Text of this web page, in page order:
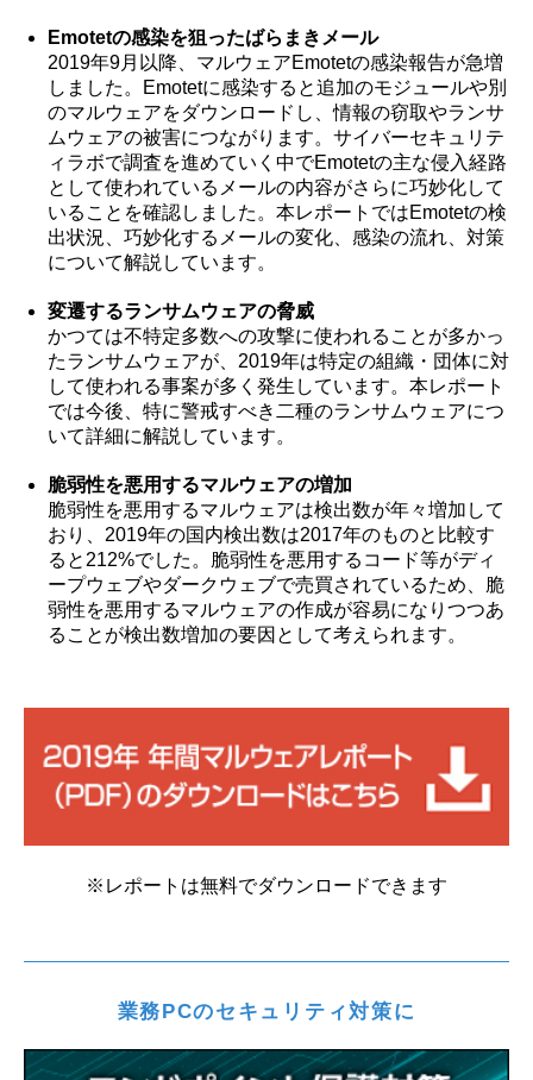
Emotetの感染を狙ったばらまきメール
2019年9月以降、マルウェアEmotetの感染報告が急増
しました。Emotetに感染すると追加のモジュールや別
のマルウェアをダウンロードし、情報の窃取やランサ
ムウェアの被害につながります。サイバーセキュリテ
ィラボで調査を進めていく中でEmotetの主な侵入経路
として使われているメールの内容がさらに巧妙化して
いることを確認しました。本レポートではEmotetの検
出状況、巧妙化するメールの変化、感染の流れ、対策
について解説しています。
変遷するランサムウェアの脅威
かつては不特定多数への攻撃に使われることが多かっ
たランサムウェアが、2019年は特定の組織・団体に対
して使われる事案が多く発生しています。本レポート
では今後、特に警戒すべき二種のランサムウェアにつ
いて詳細に解説しています。
脆弱性を悪用するマルウェアの増加
脆弱性を悪用するマルウェアは検出数が年々増加して
おり、2019年の国内検出数は2017年のものと比較す
ると212%でした。脆弱性を悪用するコード等がディ
ープウェブやダークウェブで売買されているため、脆
弱性を悪用するマルウェアの作成が容易になりつつあ
ることが検出数増加の要因として考えられます。
※レポートは無料でダウンロードできます
業務PCのセキュリティ対策に